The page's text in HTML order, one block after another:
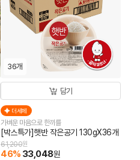
36개
담기
더세페
가벼운 마음으로 한끼를
[박스특가]햇반 작은공기 130gX36개
61,200원
46% 33,048원